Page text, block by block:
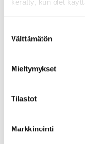
kerätty, kun olet
valinta
Välttämätön
Mieltymykset
Tilastot
Markkinointi